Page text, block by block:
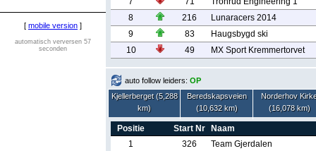
[ mobile version ]
automatisch verversen 57
seconden
8
216
Lunaracers 2014
9
83
Haugsbygd ski
10
49 MX Sport Kremmertorvet
auto follow leiders: OP
Kjellerberget (5,288
km)
Beredskapsveien
(10,632 km)
Norderhov
(16,078 km)
Positie Start Nr
Naam
1
326
Team Gjerdalen